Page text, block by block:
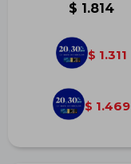
$ 1.814
$ 1.311
$ 1.469